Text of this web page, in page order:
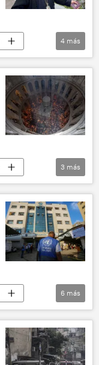
4 más
3 más
Agencia de la ONU para los Refugiados Palestinos (UNRWA)
6 más